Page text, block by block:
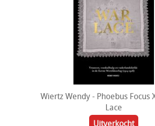
Wiertz Wendy - Phoebus Focus
Lace
Uitverkocht